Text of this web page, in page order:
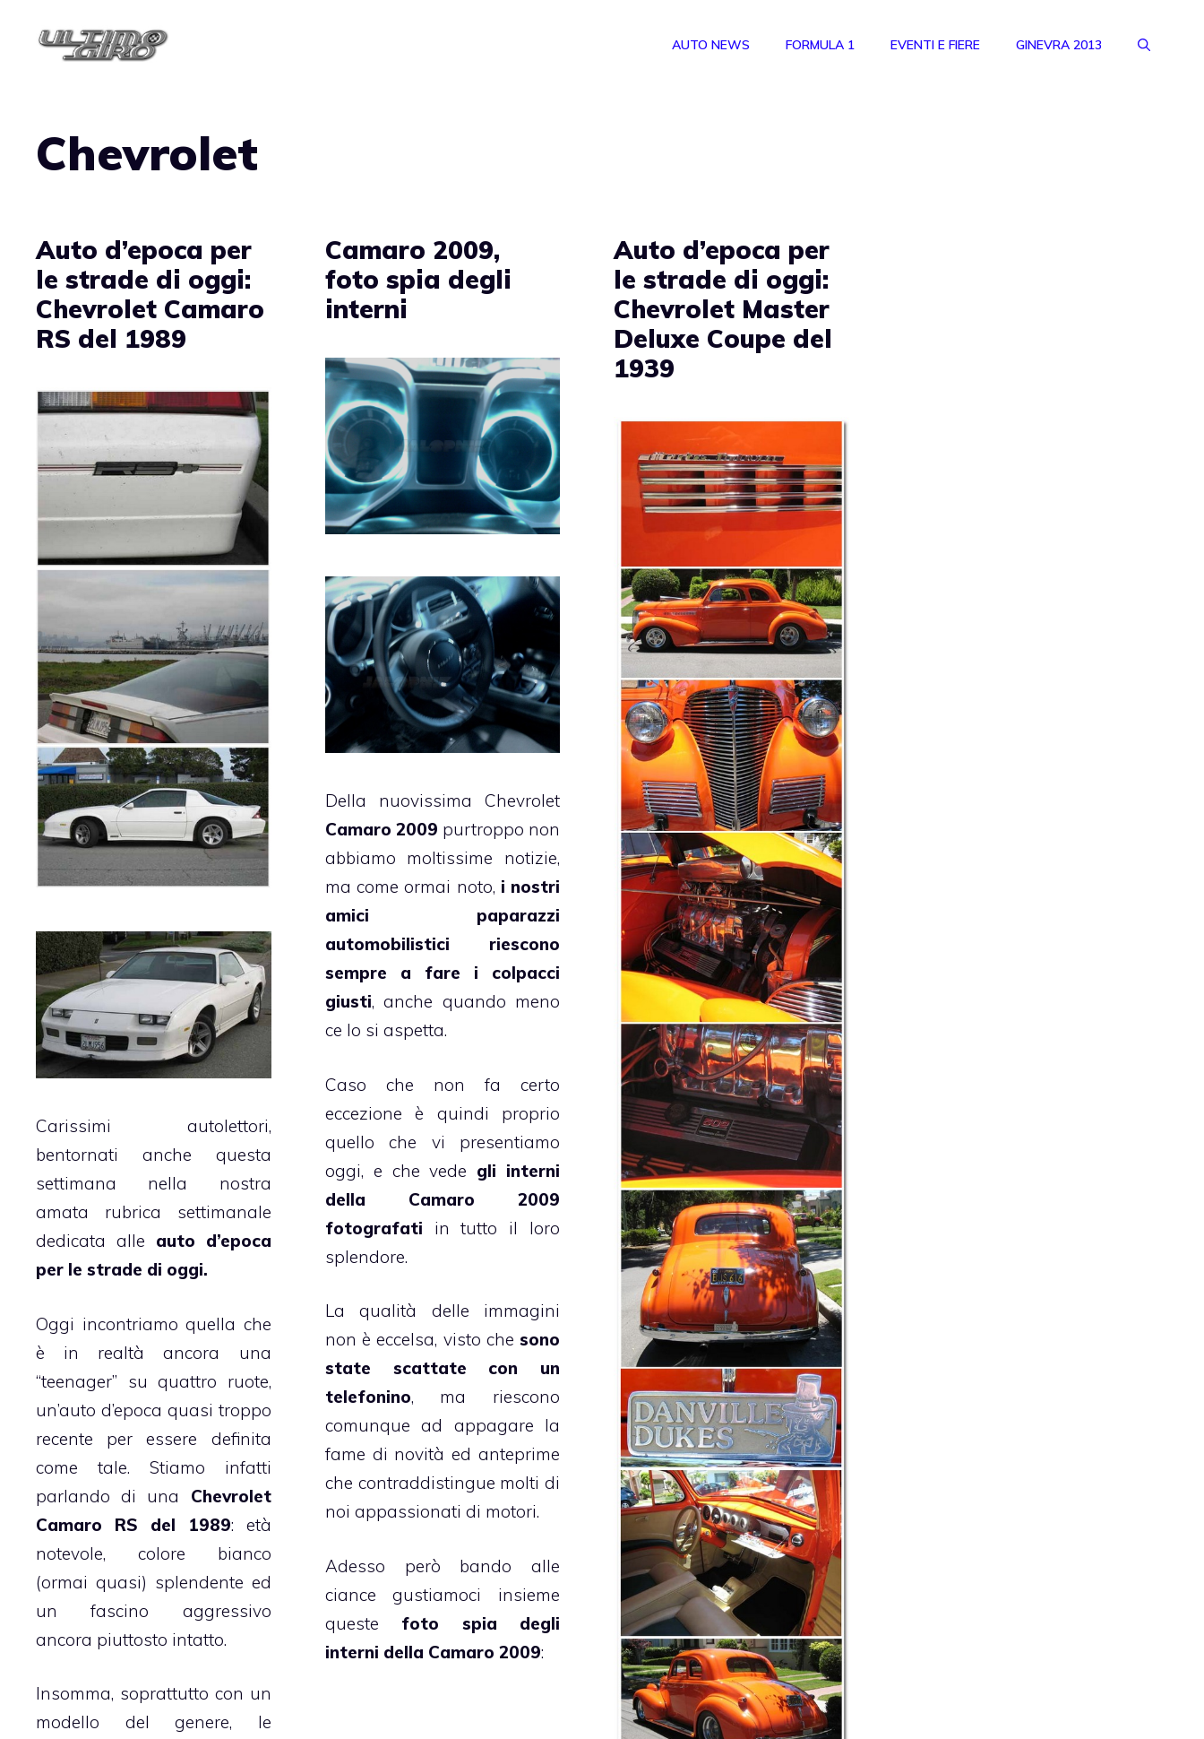
AUTO NEWS FORMULA 1 EVENTI E FIERE GINEVRA 2013
Chevrolet
Auto d’epoca per
le strade di oggi:
Chevrolet Camaro
RS del 1989
Carissimi autolettori,
bentornati anche questa
settimana nella nostra
amata rubrica settimanale
dedicata alle auto d’epoca
per le strade di oggi.
Oggi incontriamo quella che
è in realtà ancora una
“teenager” su quattro ruote,
un’auto d’epoca quasi troppo
recente per essere definita
come tale. Stiamo infatti
parlando di una Chevrolet
Camaro RS del 1989: età
notevole, colore bianco
(ormai quasi) splendente ed
un fascino aggressivo
ancora piuttosto intatto.
Insomma, soprattutto con un
modello del genere, le
Camaro 2009,
foto spia degli
interni
Della nuovissima Chevrolet
Camaro 2009 purtroppo non
abbiamo moltissime notizie,
ma come ormai noto, i nostri
amici paparazzi
automobilistici riescono
sempre a fare i colpacci
giusti, anche quando meno
ce lo si aspetta.
Caso che non fa certo
eccezione è quindi proprio
quello che vi presentiamo
oggi, e che vede gli interni
della Camaro 2009
fotografati in tutto il loro
splendore.
La qualità delle immagini
non è eccelsa, visto chesono
state scattate con un
telefonino, ma riescono
comunque ad appagare la
fame di novità ed anteprime
che contraddistingue molti di
noi appassionati di motori.
Adesso però bando alle
ciance gustiamoci insieme
queste foto spia degli
interni della Camaro 2009:
Auto d’epoca per
le strade di oggi:
Chevrolet Master
Deluxe Coupe del
1939